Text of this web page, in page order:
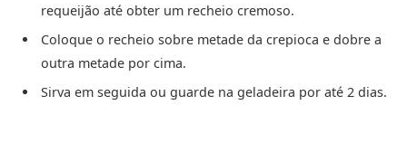
requeijão até obter um recheio cremoso.
Coloque o recheio sobre metade da crepioca e dobre a
outra metade por cima.
Sirva em seguida ou guarde na geladeira por até 2 dias.